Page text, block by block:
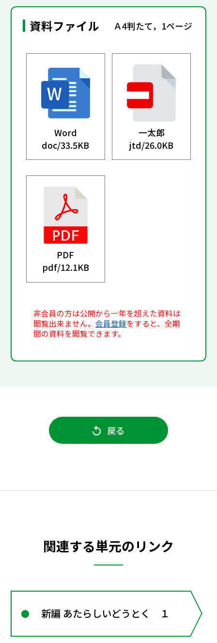
資料ファイル Ａ4判たて，1ページ
Word
doc/33.5KB
一太郎
jtd/26.0KB
PDF
pdf/12.1KB
非会員の方は公開から一年を超えた資料は
閲覧出来ません。会員登録をすると、全期
間の資料を閲覧できます。
戻る
関連する単元のリンク
新編 あたらしいどうとく １